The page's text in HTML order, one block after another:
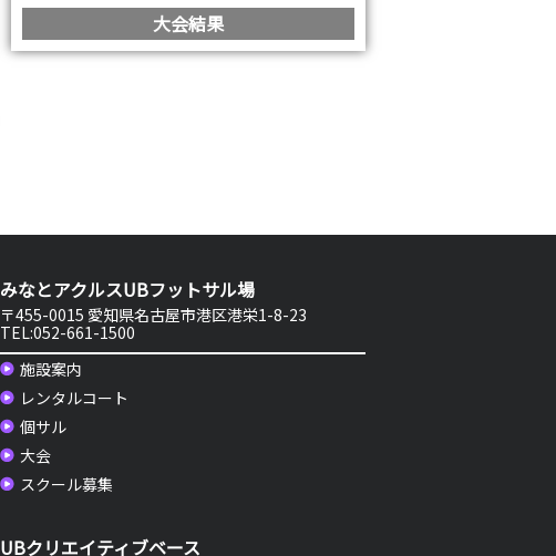
大会結果
みなとアクルスUBフットサル場
〒455-0015 愛知県名古屋市港区港栄1-8-23
TEL:052-661-1500
施設案内
レンタルコート
個サル
大会
スクール募集
UBクリエイティブベース